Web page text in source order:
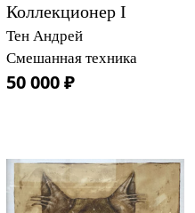
Коллекционер I
Тен Андрей
Смешанная техника
50 000 ₽